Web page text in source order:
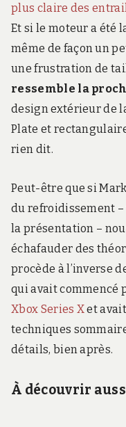
plus claire des
Et si le moteur a été
même de façon un
une frustration de
ressemble la
design extérieur de
Plate et
rien dit.
Peut-être que si
du refroidissement
la présentation –
échafauder des
procède à l’inverse
qui avait commencé
Xbox Series Xet
techniques
détails, bien après.
À découvrir